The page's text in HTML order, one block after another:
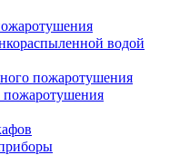
водой
пожаротушения
пожаротушения